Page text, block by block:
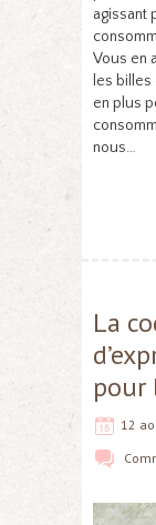
agissant
Vous en
les
en plus
nous…
La
pour
12